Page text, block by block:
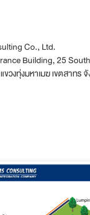
Co., Ltd.
Building, 25
วงทุ่งมหาเมฆ เขตสาทร